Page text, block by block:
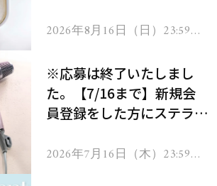
2026年8月16日（日）23:59ま
※応募は終了いたしまし
た。【7/16まで】新規会
員登録をした方にステラボ
ヘアドライヤー ジュエル
2026年7月16日（木）23:59ま